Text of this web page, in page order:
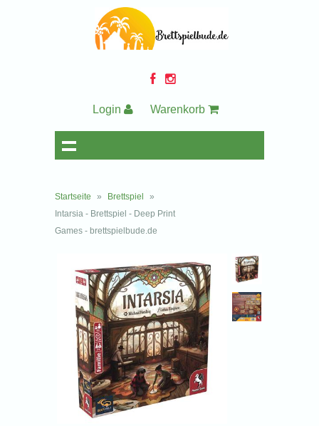
Login Warenkorb
Startseite » Brettspiel
»
Intarsia - Brettspiel - Deep Print
Games - brettspielbude.de